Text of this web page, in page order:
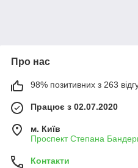
Про нас
98% позитивних з 263
Працює з 02.07.2020
м. Київ
Проспект Степана
Контакти